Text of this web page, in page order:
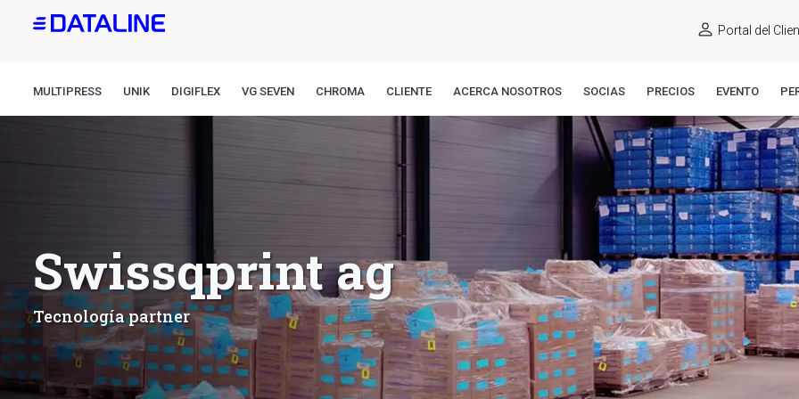
Portal del
MULTIPRESS UNIK DIGIFLEX VG SEVEN CHROMA CLIENTE ACERCA NOSOTROS SOCIAS PRECIOS EVENTO
Swissqprint ag
Tecnología partner